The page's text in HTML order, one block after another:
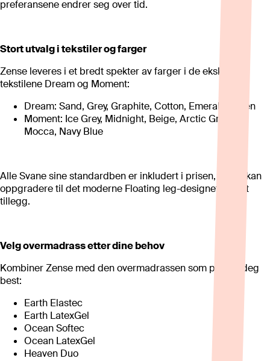
preferansene endrer seg over tid.
Stort utvalg i tekstiler og farger
Zense leveres i et bredt spekter av farger i de eksklusive
tekstilene Dream og Moment:
Dream: Sand, Grey, Graphite, Cotton, Emerald Green
Moment: Ice Grey, Midnight, Beige, Arctic Green,
Mocca, Navy Blue
Alle Svane sine standardben er inkludert i prisen, og du kan
oppgradere til det moderne Floating leg-designet mot et
tillegg.
Velg overmadrass etter dine behov
Kombiner Zense med den overmadrassen som passer deg
best:
Earth Elastec
Earth LatexGel
Ocean Softec
Ocean LatexGel
Heaven Duo